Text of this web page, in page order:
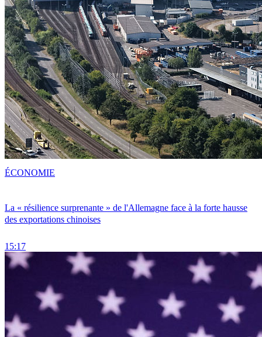
La « résilience surprenante » de l'Allemagne face à la forte hausse
des exportations chinoises
15:17
ÉCONOMIE